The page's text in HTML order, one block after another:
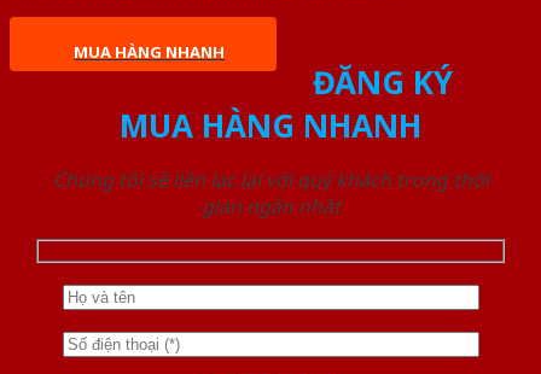
MUA HÀNG NHANH
ĐĂNG KÝ
MUA HÀNG NHANH
Chúng tôi sẽ liên lạc lại với quý khách trong thời
gian ngắn nhất